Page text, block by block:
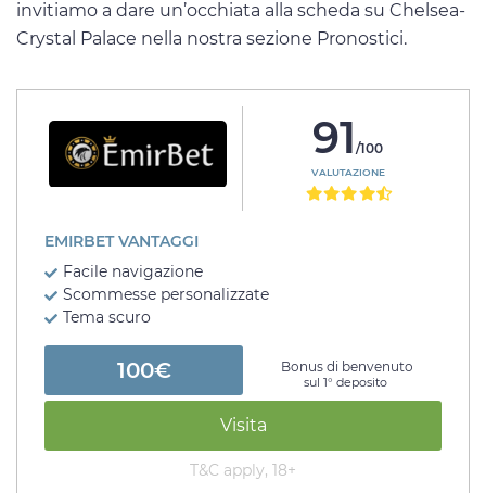
invitiamo a dare un’occhiata alla scheda su Chelsea-
Crystal Palace nella nostra sezione Pronostici.
91 /100
VALUTAZIONE
EMIRBET VANTAGGI
Facile navigazione
Scommesse personalizzate
Tema scuro
100€ Bonus di benvenuto
sul 1° deposito
Visita
T&C apply, 18+